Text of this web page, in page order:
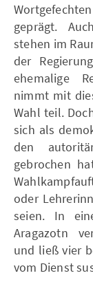
geprägt.
stehen im
der
ehemalige
nimmt mit
Wahl teil.
sich als
den
gebrochen
oder
seien. In
Aragazotn
und ließ vier
vom Dienst